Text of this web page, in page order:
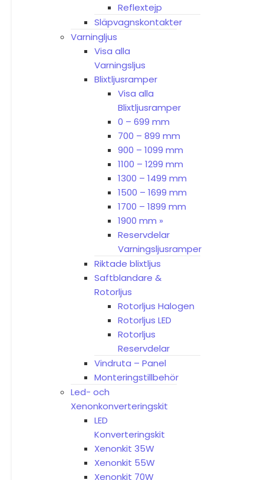
Reflextejp
Släpvagnskontakter
Varningljus
Visa alla
Varningsljus
Blixtljusramper
Visa alla
Blixtljusramper
0 – 699 mm
700 – 899 mm
900 – 1099 mm
1100 – 1299 mm
1300 – 1499 mm
1500 – 1699 mm
1700 – 1899 mm
1900 mm »
Reservdelar
Varningsljusramper
Riktade blixtljus
Saftblandare &
Rotorljus
Rotorljus Halogen
Rotorljus LED
Rotorljus
Reservdelar
Vindruta – Panel
Monteringstillbehör
Led- och
Xenonkonverteringskit
LED
Konverteringskit
Xenonkit 35W
Xenonkit 55W
Xenonkit 70W